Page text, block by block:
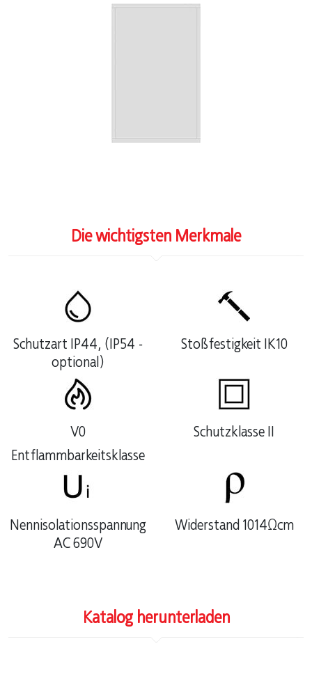
Die wichtigsten Merkmale
Schutzart IP44, (IP54 -
optional)
Stoßfestigkeit IK10
V0
Entflammbarkeitsklasse
Schutzklasse II
Nennisolationsspannung
AC 690V
Widerstand 1014Ωcm
Katalog herunterladen